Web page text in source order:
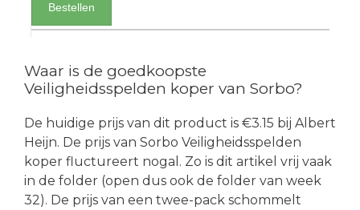
Bestellen
Waar is de goedkoopste
Veiligheidsspelden koper van Sorbo?
De huidige prijs van dit product is €3.15 bij Albert
Heijn. De prijs van Sorbo Veiligheidsspelden
koper fluctureert nogal. Zo is dit artikel vrij vaak
in de folder (open dus ook de folder van week
32). De prijs van een twee-pack schommelt